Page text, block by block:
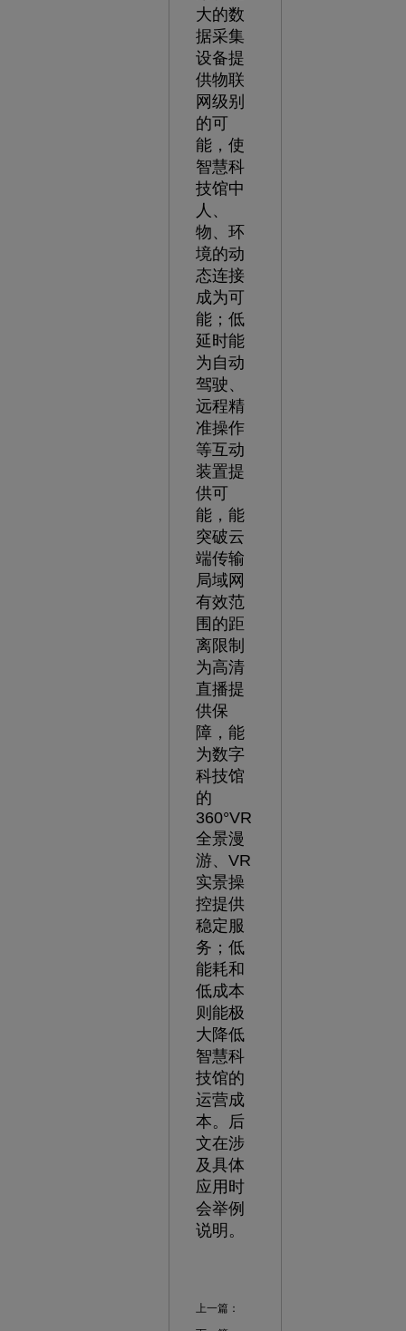
大的数
据采集
设备提
供物联
网级别
的可
能，使
智慧科
技馆中
人、
物、环
境的动
态连接
成为可
能；低
延时能
为自动
驾驶、
远程精
准操作
等互动
装置提
供可
能，能
突破云
端传输
局域网
有效范
围的距
离限制
为高清
直播提
供保
障，能
为数字
科技馆
的
360°VR
全景漫
游、VR
实景操
控提供
稳定服
务；低
能耗和
低成本
则能极
大降低
智慧科
技馆的
运营成
本。后
文在涉
及具体
应用时
会举例
说明。
上一篇：